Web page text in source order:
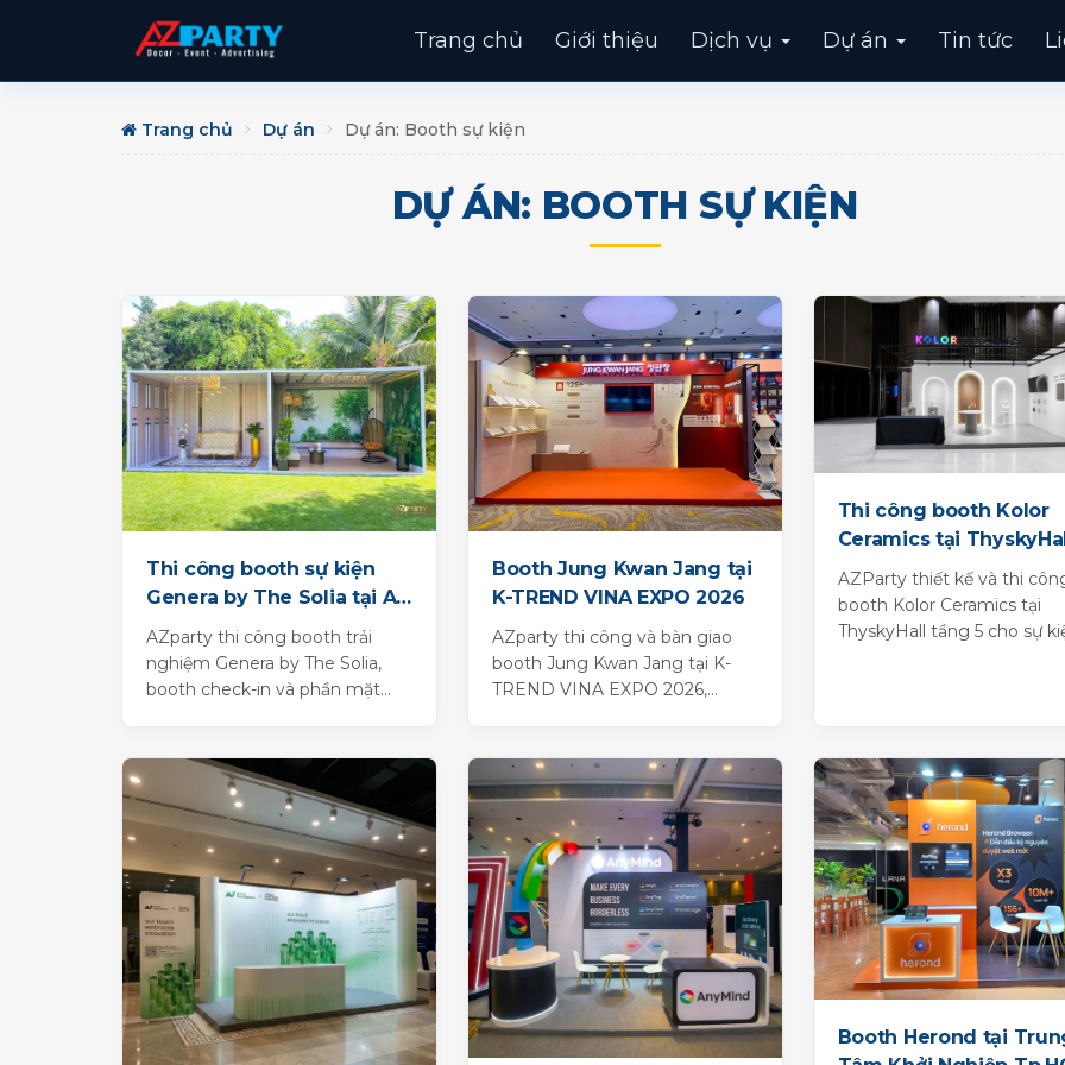
Trang chủ Giới thiệu Dịch vụ Dự án Tin tức
Trang chủ Dự án Dự án: Booth sự kiện
DỰ ÁN: BOOTH SỰ KIỆN
Thi công booth sự kiện
Genera by The Solia tại An
Lâm Retreat
AZparty thi công booth trải
nghiệm Genera by The Solia,
booth check-in và phần mặt
Booth Jung Kwan Jang tại
K-TREND VINA EXPO 2026
AZparty thi công và bàn giao
booth Jung Kwan Jang tại K-
TREND VINA EXPO 2026,
Thi công booth Kolor
Ceramics tại
tầng 5
AZParty thiết kế và thi
booth Kolor Ceramics tại
ThyskyHall tầng 5 cho sự
Booth Herond tại